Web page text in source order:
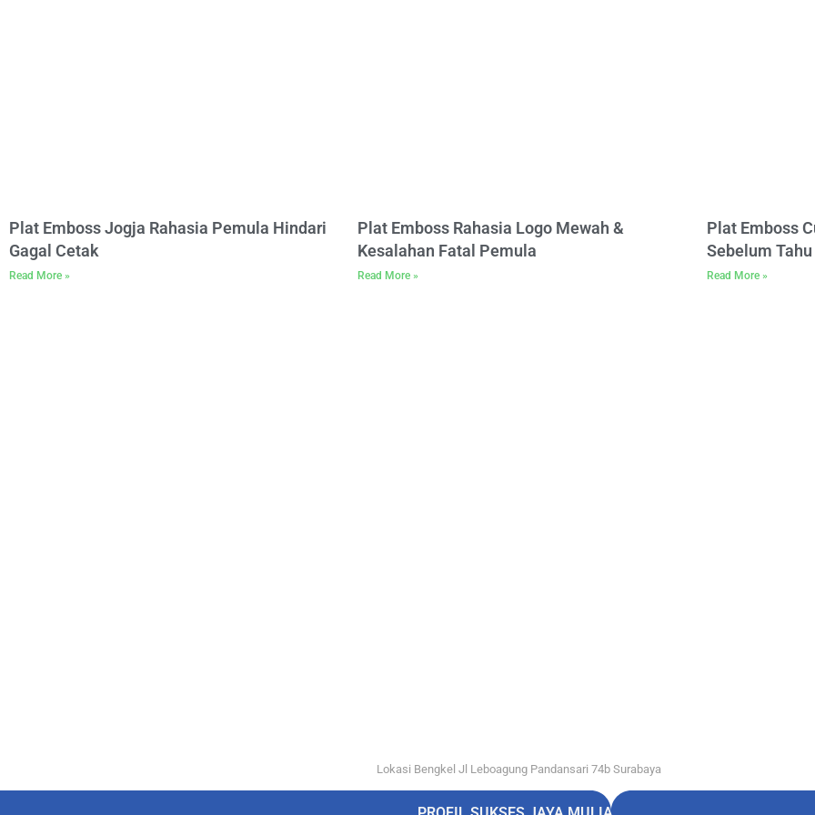
Plat Emboss Jogja Rahasia Pemula Hindari
Gagal Cetak
Read More »
Plat Emboss Rahasia Logo Mewah &
Kesalahan Fatal Pemula
Read More »
Plat Emboss
Sebelum
Read More »
Lokasi Bengkel Jl Leboagung Pandansari 74b Surabaya